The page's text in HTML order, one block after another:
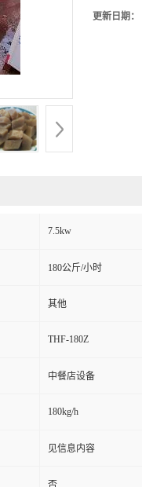
更新日期：
7.5kw
180公斤/小时
其他
THF-180Z
中餐店设备
180kg/h
见信息内容
否